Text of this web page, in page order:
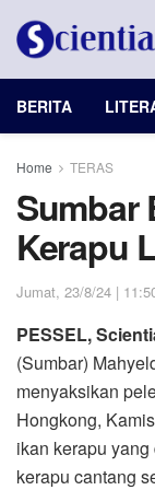
BERITA
Home TERAS
Sumbar
Kerapu
Jumat, 23/8/24 |
PESSEL,
(Sumbar)
menyaksikan
Hongkong,
ikan kerapu
kerapu cantang